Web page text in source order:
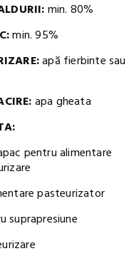
min. 80%
min. 95%
apă fierbinte sau
apa gheata
pentru alimentare
pasteurizator
suprapresiune